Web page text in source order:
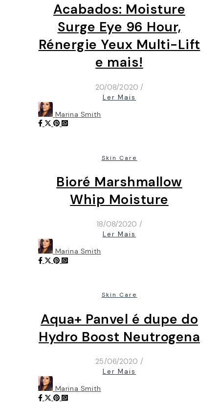
Acabados: Moisture
Surge Eye 96 Hour,
Rénergie Yeux Multi-Lift
e mais!
20/08/2020 /
Ler Mais
Marina Smith
Skin Care
Bioré Marshmallow
Whip Moisture
18/08/2020 /
Ler Mais
Marina Smith
Skin Care
Aqua+ Panvel é dupe do
Hydro Boost Neutrogena
25/06/2020 /
Ler Mais
Marina Smith